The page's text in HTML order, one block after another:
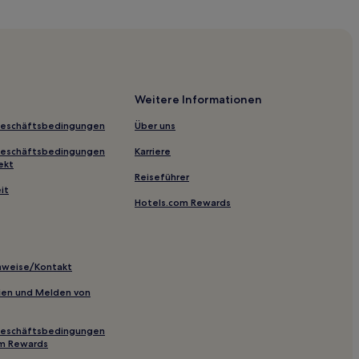
YorkKontakt
und Melden von
Rewards
Weitere Informationen
Über uns
Karriere
Reiseführer
Hotels.com Rewards